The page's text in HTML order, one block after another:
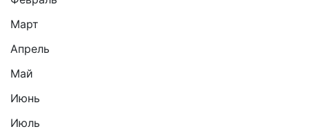
Март
Апрель
Май
Июнь
Июль